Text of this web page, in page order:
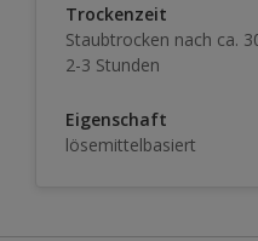
Trockenzeit
Staubtrocken nach ca.
2-3 Stunden
Eigenschaft
lösemittelbasiert